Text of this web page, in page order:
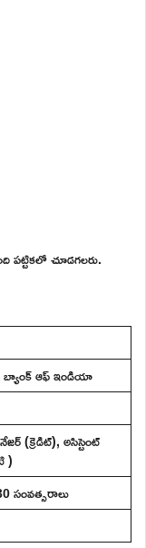
చూడగలరు.
ఆఫ్ ఇండియా
(క్రెడిట్), అసిస్టెంట్
)
సంవత్సరాలు